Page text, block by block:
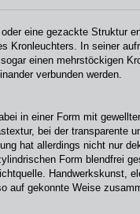
eine gezackte Struktur
Kronleuchters. In seiner
einen mehrstöckigen
verbunden werden.
in einer Form mit
bei der transparente
hat allerdings nicht nur
Form blendfrei
Handwerkskunst,
auf gekonnte Weise